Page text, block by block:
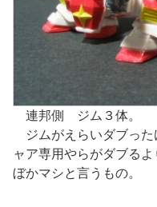
連邦側 ジム３体。
ジムがえらいダブった
ャア専用やらがダブる
ぼかマシと言うもの。